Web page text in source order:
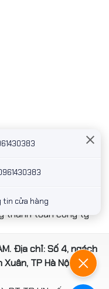
thanh toán công ty
Địa chỉ: Số 4, ngách
TP Hà Nội, Việt
tin cửa hàng